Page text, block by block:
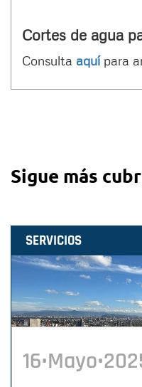
Cortes de agua
Consulta aquí para
Sigue más
SERVICIOS